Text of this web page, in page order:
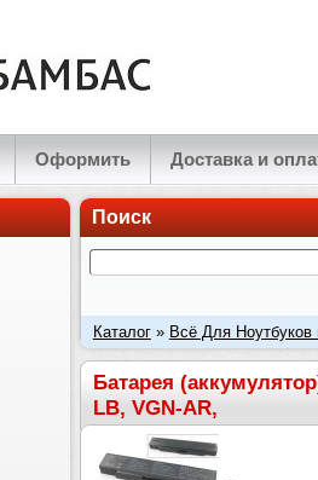
Оформить Доставка и
Поиск
Каталог» Всё Для Ноутбуков
PCG-6, PCG-7, VGC-LA,
Батарея
LB, VGN-AR,